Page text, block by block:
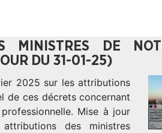
MINISTRES DE
DU 31-01-25)
2025 sur les attributions
de ces décrets concernant
Mise à jour
des ministres